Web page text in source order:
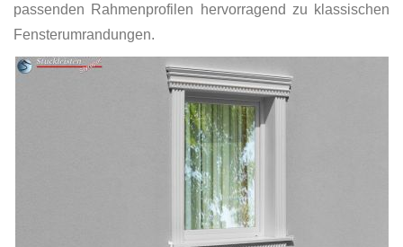
passenden Rahmenprofilen hervorragend zu klassischen
Fensterumrandungen.